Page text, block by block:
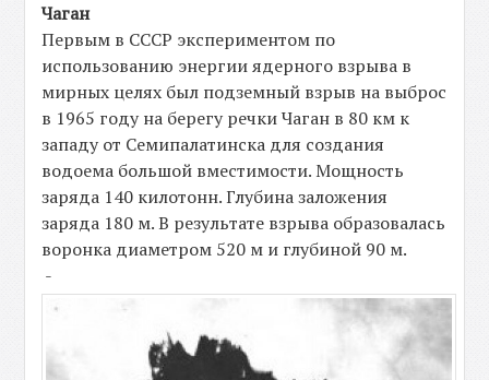
Чаган
Первым в СССР экспериментом по
использованию энергии ядерного взрыва в
мирных целях был подземный взрыв на выброс
в 1965 году на берегу речки Чаган в 80 км к
западу от Семипалатинска для создания
водоема большой вместимости. Мощность
заряда 140 килотонн. Глубина заложения
заряда 180 м. В результате взрыва образовалась
воронка диаметром 520 м и глубиной 90 м.
-